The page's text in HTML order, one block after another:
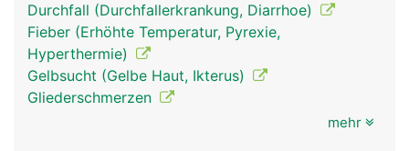
Durchfall (Durchfallerkrankung, Diarrhoe)
Fieber (Erhöhte Temperatur, Pyrexie,
Hyperthermie)
Gelbsucht (Gelbe Haut, Ikterus)
Gliederschmerzen
mehr